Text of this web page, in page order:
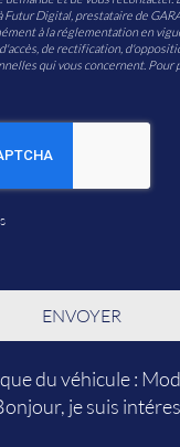
Digital, prestataire de
à la réglementation en
de rectification,
qui vous concernent. Pour
du véhicule :
je suis